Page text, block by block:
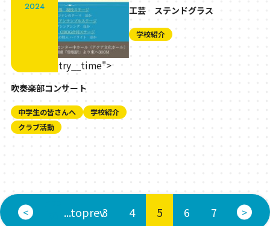
2024
" class="entry__time">
吹奏楽部コンサート
中学生の皆さんへ
学校紹介
クラブ活動
工芸 ステンドグラス
学校紹介
< ...toprev3 4 5 6 7 >